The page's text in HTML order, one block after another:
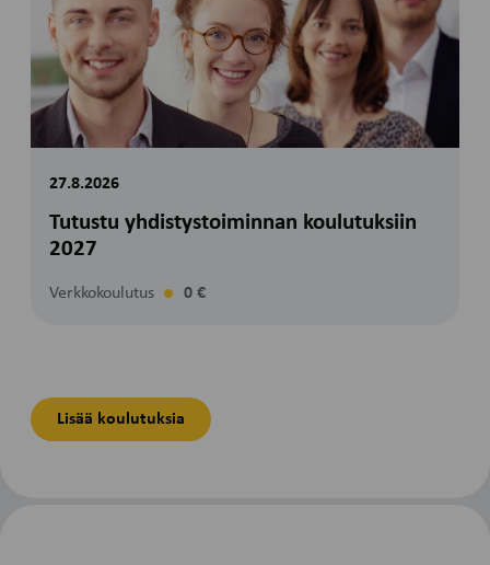
27.8.2026
Tutustu yhdistystoiminnan koulutuksiin
2027
Verkkokoulutus 0 €
Lisää koulutuksia